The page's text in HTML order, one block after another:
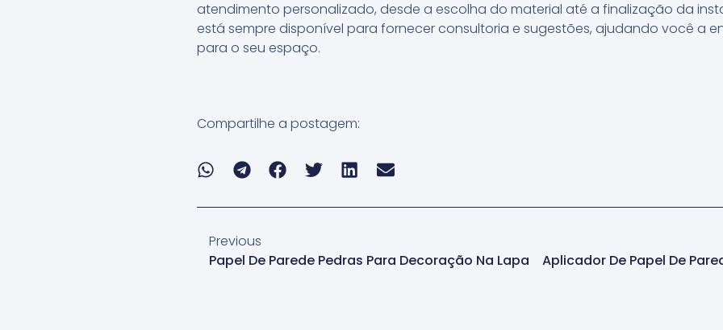
atendimento personalizado, desde a escolha do material até a finalização da
está sempre disponível para fornecer consultoria e sugestões, ajudando você a
para o seu espaço.
Compartilhe a postagem:
Previous
Papel De Parede Pedras Para Decoração Na Lapa